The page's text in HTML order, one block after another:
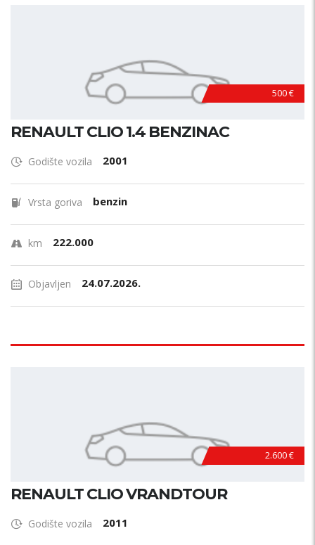
500 €
RENAULT CLIO 1.4 BENZINAC
Godište vozila 2001
Vrsta goriva benzin
km 222.000
Objavljen 24.07.2026.
2.600 €
RENAULT CLIO VRANDTOUR
Godište vozila 2011